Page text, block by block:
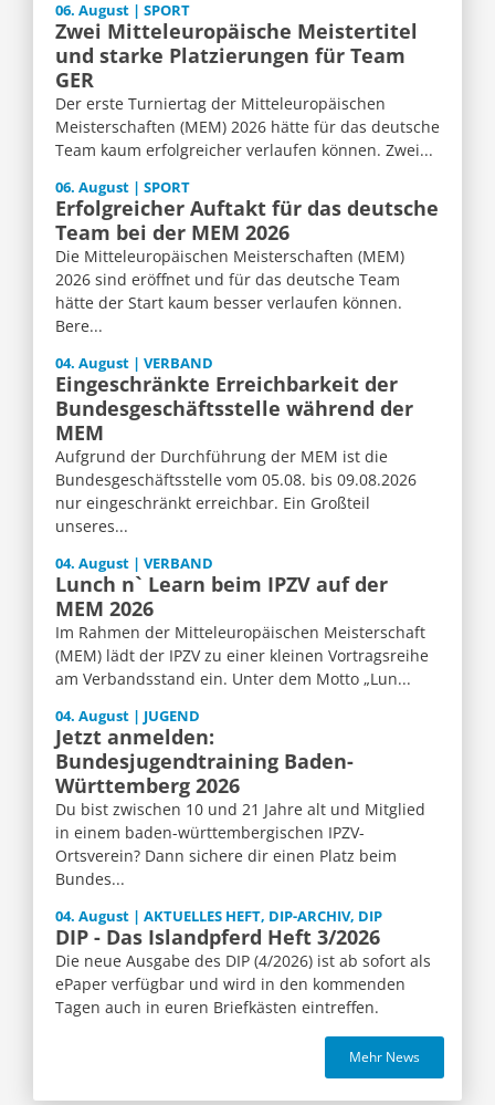
06. August | SPORT
Zwei Mitteleuropäische Meistertitel
und starke Platzierungen für Team
GER
Der erste Turniertag der Mitteleuropäischen
Meisterschaften (MEM) 2026 hätte für das deutsche
Team kaum erfolgreicher verlaufen können. Zwei...
06. August | SPORT
Erfolgreicher Auftakt für das deutsche
Team bei der MEM 2026
Die Mitteleuropäischen Meisterschaften (MEM)
2026 sind eröffnet und für das deutsche Team
hätte der Start kaum besser verlaufen können.
Bere...
04. August | VERBAND
Eingeschränkte Erreichbarkeit der
Bundesgeschäftsstelle während der
MEM
Aufgrund der Durchführung der MEM ist die
Bundesgeschäftsstelle vom 05.08. bis 09.08.2026
nur eingeschränkt erreichbar. Ein Großteil
unseres...
04. August | VERBAND
Lunch n` Learn beim IPZV auf der
MEM 2026
Im Rahmen der Mitteleuropäischen Meisterschaft
(MEM) lädt der IPZV zu einer kleinen Vortragsreihe
am Verbandsstand ein. Unter dem Motto „Lun...
04. August | JUGEND
Jetzt anmelden:
Bundesjugendtraining Baden-
Württemberg 2026
Du bist zwischen 10 und 21 Jahre alt und Mitglied
in einem baden-württembergischen IPZV-
Ortsverein? Dann sichere dir einen Platz beim
Bundes...
04. August | AKTUELLES HEFT, DIP-ARCHIV, DIP
DIP - Das Islandpferd Heft 3/2026
Die neue Ausgabe des DIP (4/2026) ist ab sofort als
ePaper verfügbar und wird in den kommenden
Tagen auch in euren Briefkästen eintreffen.
Mehr News